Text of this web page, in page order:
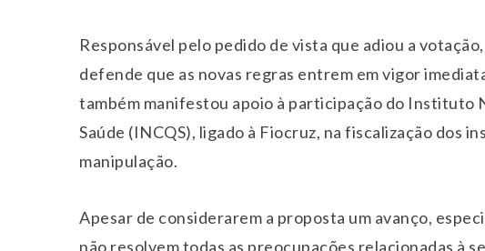
Responsável pelo pedido de vista que adiou a
defende que as novas regras entrem em vigor
também manifestou apoio à participação do Instituto
Saúde (INCQS), ligado à Fiocruz, na fiscalização dos
manipulação.
Apesar de considerarem a proposta um avanço,
não resolvem todas as preocupações relacionadas à